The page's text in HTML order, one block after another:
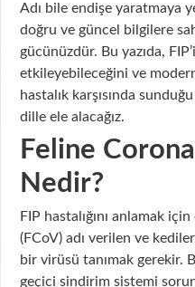
Adı bile endişe yaratmaya
doğru ve güncel bilgilere
gücünüzdür. Bu yazıda,
etkileyebileceğini ve
hastalık karşısında
dille ele alacağız.
Feline
Nedir?
FIP hastalığını anlamak
(FCoV) adı verilen ve
bir virüsü tanımak gerekir.
geçici sindirim sistemi